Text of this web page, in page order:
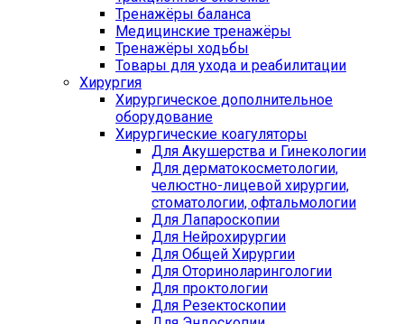
Тренажёры баланса
Медицинские тренажёры
Тренажёры ходьбы
Товары для ухода и реабилитации
Хирургия
Хирургическое дополнительное
оборудование
Хирургические коагуляторы
Для Акушерства и Гинекологии
Для дерматокосметологии,
челюстно-лицевой хирургии,
стоматологии, офтальмологии
Для Лапароскопии
Для Нейрохирургии
Для Общей Хирургии
Для Оториноларингологии
Для проктологии
Для Резектоскопии